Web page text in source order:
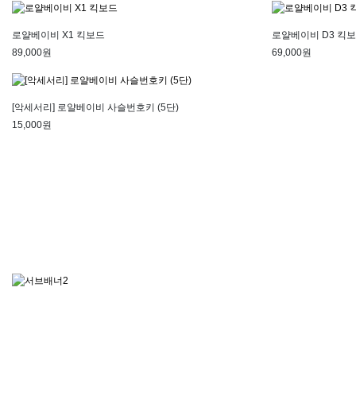
로얄베이비 X1 킥보드
89,000원
로얄베이비 D3 킥
69,000원
[악세서리] 로얄베이비 사슬번호키 (5단)
15,000원